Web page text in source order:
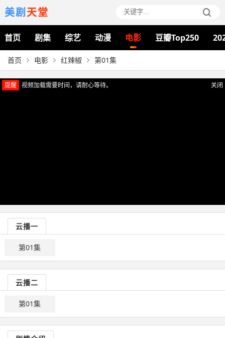
美剧天堂
首页 剧集 综艺 动漫 电影 豆瓣Top250
首页 电影 红辣椒 第01集
关闭
提醒
视频加载需要时间，请耐心等待。
云播一
第01集
云播二
第01集